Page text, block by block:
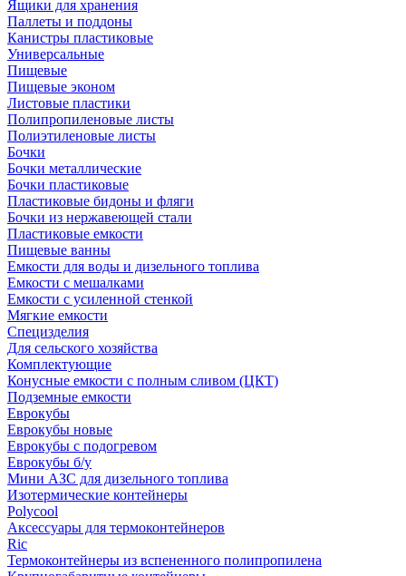
Ящики для хранения
Паллеты и поддоны
Канистры пластиковые
Универсальные
Пищевые
Пищевые эконом
Листовые пластики
Полипропиленовые листы
Полиэтиленовые листы
Бочки
Бочки металлические
Бочки пластиковые
Пластиковые бидоны и фляги
Бочки из нержавеющей стали
Пластиковые емкости
Пищевые ванны
Емкости для воды и дизельного топлива
Емкости с мешалками
Емкости с усиленной стенкой
Мягкие емкости
Специзделия
Для сельского хозяйства
Комплектующие
Конусные емкости с полным сливом (ЦКТ)
Подземные емкости
Еврокубы
Еврокубы новые
Еврокубы с подогревом
Еврокубы б/у
Мини АЗС для дизельного топлива
Изотермические контейнеры
Polycool
Аксессуары для термоконтейнеров
Ric
Термоконтейнеры из вспененного полипропилена